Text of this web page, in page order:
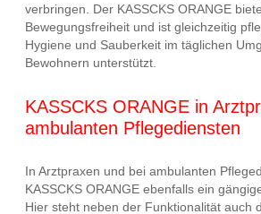
verbringen. Der KASSCKS ORANGE
Bewegungsfreiheit und ist gleichzeitig
Hygiene und Sauberkeit im täglichen
Bewohnern unterstützt.
KASSCKS ORANGE in
ambulanten Pflegediensten
In Arztpraxen und bei ambulanten
KASSCKS ORANGE ebenfalls ein
Hier steht neben der Funktionalität auch